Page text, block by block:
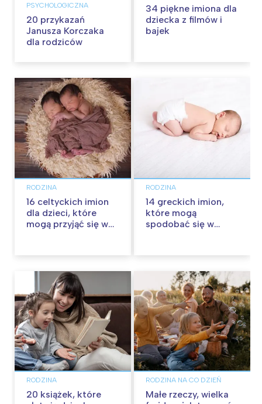
PSYCHOLOGICZNA
20 przykazań
Janusza Korczaka
dla rodziców
34 piękne imiona dla
dziecka z filmów i
bajek
RODZINA
16 celtyckich imion
dla dzieci, które
mogą przyjąć się w
RODZINA
14 greckich imion,
które mogą
spodobać się w
RODZINA
20 książek, które
RODZINA NA CO DZIEŃ
Małe rzeczy, wielka